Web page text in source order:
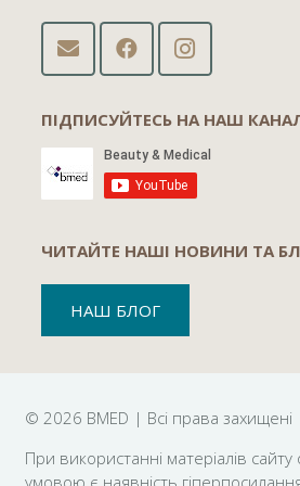
ПІДПИСУЙТЕСЬ НА НАШ КАНАЛ
ЧИТАЙТЕ НАШІ НОВИНИ ТА
НАШ БЛОГ
© 2026 BMED | Всі права захищені
При використанні матеріалів